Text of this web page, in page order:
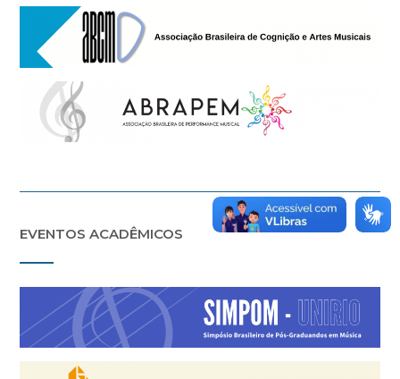
EVENTOS ACADÊMICOS